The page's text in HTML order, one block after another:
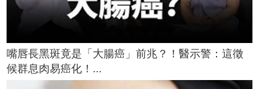
嘴唇長黑斑竟是「大腸癌」前兆？！醫示警：這徵
候群息肉易癌化！...